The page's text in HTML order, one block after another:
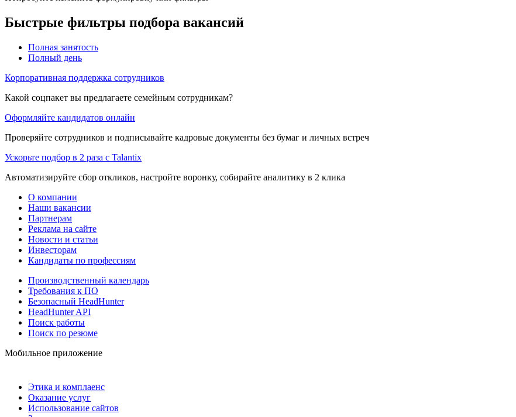
Быстрые фильтры подбора вакансий
Полная занятость
Полный день
Корпоративная поддержка сотрудников
Какой соцпакет вы предлагаете семейным сотрудникам?
Оформляйте кандидатов онлайн
Проверяйте сотрудников и подписывайте кадровые документы без бумаг и личных встреч
Ускорьте подбор в 2 раза с Talantix
Автоматизируйте сбор откликов, настройте воронку, собирайте аналитику в 2 клика
О компании
Наши вакансии
Партнерам
Реклама на сайте
Новости и статьи
Инвесторам
Кандидаты по профессиям
Производственный календарь
Требования к ПО
Безопасный HeadHunter
HeadHunter API
Поиск работы
Поиск по резюме
Мобильное приложение
Этика и комплаенс
Оказание услуг
Использование сайтов